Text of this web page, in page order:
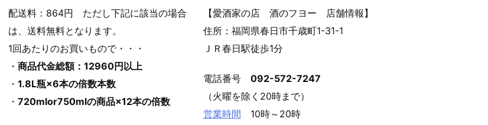
配送料：864円 ただし下記に該当の場合
は、送料無料となります。
1回あたりのお買いもので・・・
・ 商品代金総額：12960円以上
・ 1.8L瓶×6本の倍数本数
・ 720mlor750mlの商品×12本の倍数
【愛酒家の店 酒のフヨー 店舗情報】
住所：福岡県春日市千歳町1-31-1
ＪＲ春日駅徒歩1分
電話番号 092-572-7247
（火曜を除く20時まで）
営業時間 10時～20時